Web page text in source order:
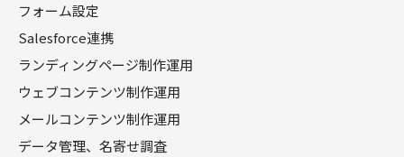
フォーム設定
Salesforce連携
ランディングページ制作運用
ウェブコンテンツ制作運用
メールコンテンツ制作運用
データ管理、名寄せ調査